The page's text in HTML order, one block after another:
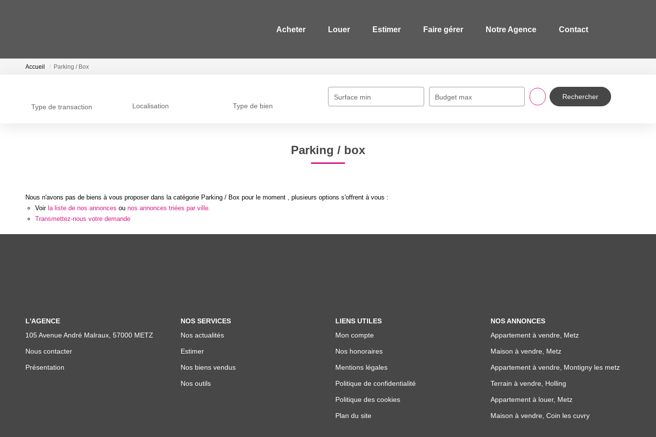
Acheter Louer Estimer Faire gérer Notre Agence Contact
Accueil Parking / Box
Type de transaction Localisation Type de bien
Surface min Budget max
Parking / box
Nous n'avons pas de biens à vous proposer dans la catégorie Parking / Box pour le moment , plusieurs options s'offrent à vous :
Voir la liste de nos annonces ou nos annonces triées par ville.
Transmettez-nous votre demande
L'AGENCE
105 Avenue André Malraux, 57000 METZ
Nous contacter
Présentation
NOS SERVICES
Nos actualités
Estimer
Nos biens vendus
Nos outils
LIENS UTILES
Mon compte
Nos honoraires
Mentions légales
Politique de confidentialité
Politique des cookies
Plan du site
NOS ANNONCES
Appartement à vendre, Metz
Maison à vendre, Metz
Appartement à vendre, Montigny les metz
Terrain à vendre, Holling
Appartement à louer, Metz
Maison à vendre, Coin les cuvry